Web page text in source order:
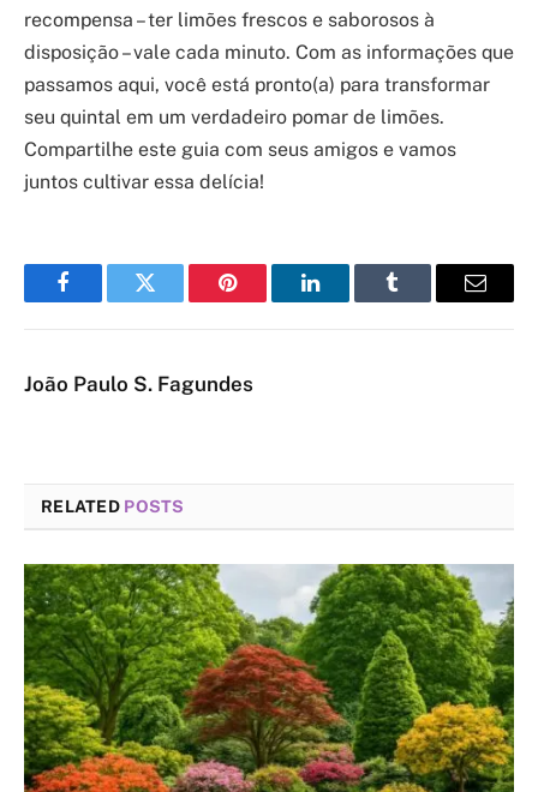
recompensa – ter limões frescos e saborosos à
disposição – vale cada minuto. Com as informações que
passamos aqui, você está pronto(a) para transformar
seu quintal em um verdadeiro pomar de limões.
Compartilhe este guia com seus amigos e vamos
juntos cultivar essa delícia!
FacebookTwitter Pinterest LinkedInTumblr Email
João Paulo S. Fagundes
RELATED POSTS